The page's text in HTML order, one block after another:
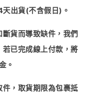
天出貨(不含假日) 。
貨而導致缺件，我們
已完成線上付款，將
。
，取貨期限為包裹抵